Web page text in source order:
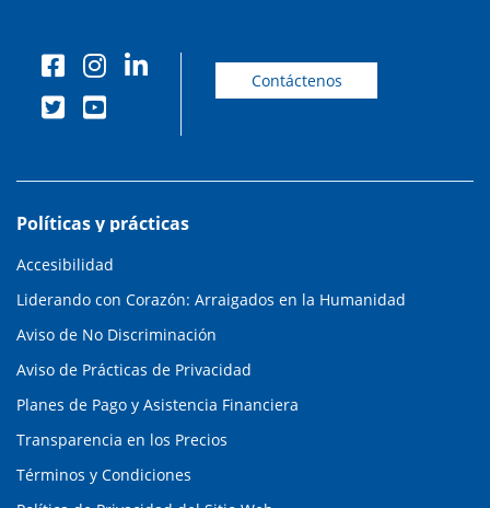
Contáctenos
Políticas y prácticas
Accesibilidad
Liderando con Corazón: Arraigados en la Humanidad
Aviso de No Discriminación
Aviso de Prácticas de Privacidad
Planes de Pago y Asistencia Financiera
Transparencia en los Precios
Términos y Condiciones